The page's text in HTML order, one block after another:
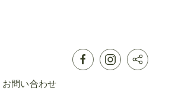
お問い合わせ